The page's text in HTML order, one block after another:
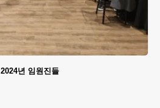
2024년 임원진들